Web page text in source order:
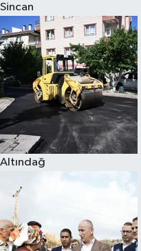
Sincan
Altındağ
Teknoloji
Televizyon
Yaşam-Çevre